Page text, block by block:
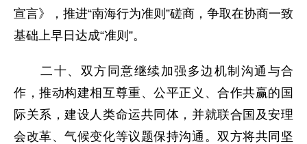
宣言》，推进“南海行为准则”磋商，争取在协商一致
基础上早日达成“准则”。
二十、双方同意继续加强多边机制沟通与合
作，推动构建相互尊重、公平正义、合作共赢的国
际关系，建设人类命运共同体，并就联合国及安理
会改革、气候变化等议题保持沟通。双方将共同坚